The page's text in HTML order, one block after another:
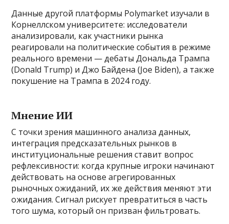
Данные другой платформы Polymarket изучали в
Корнеллском университете: исследователи
анализировали, как участники рынка
реагировали на политические события в режиме
реального времени — дебаты Дональда Трампа
(Donald Trump) и Джо Байдена (Joe Biden), а также
покушение на Трампа в 2024 году.
Мнение ИИ
С точки зрения машинного анализа данных,
интеграция предсказательных рынков в
институциональные решения ставит вопрос
рефлексивности: когда крупные игроки начинают
действовать на основе агрегированных
рыночных ожиданий, их же действия меняют эти
ожидания. Сигнал рискует превратиться в часть
того шума, который он призван фильтровать.